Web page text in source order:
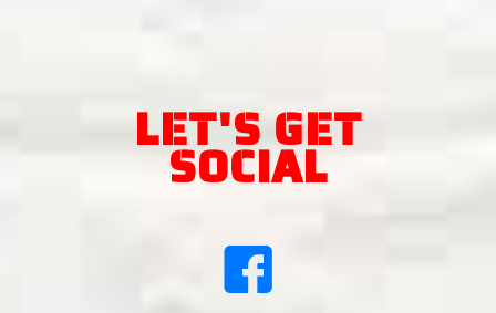
LET'S GET
SOCIAL